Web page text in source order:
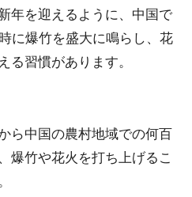
年を迎えるように、中国で
に爆竹を盛大に鳴らし、花
る習慣があります。
ら中国の農村地域での何百
爆竹や花火を打ち上げるこ